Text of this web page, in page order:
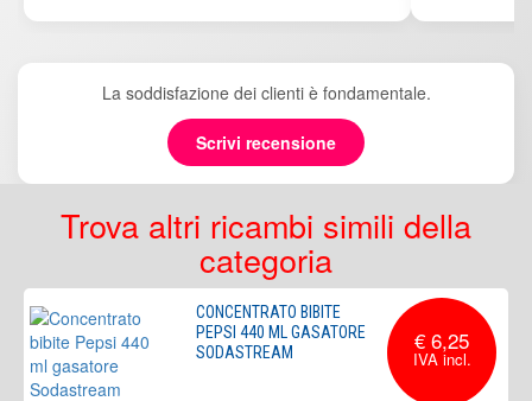
La soddisfazione dei clienti è fondamentale.
Scrivi recensione
Trova altri ricambi simili della
categoria
CONCENTRATO BIBITE
PEPSI 440 ML GASATORE
SODASTREAM
€ 6,25